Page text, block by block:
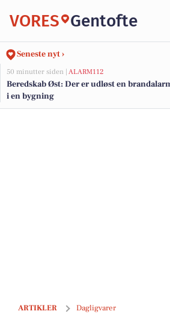
VORES Gentofte
Seneste nyt ›
50 minutter siden | ALARM112
Beredskab Øst: Der er udløst en
i en bygning
ARTIKLER Dagligvarer
Steff Houlberg pølser til kun 24 kr. og